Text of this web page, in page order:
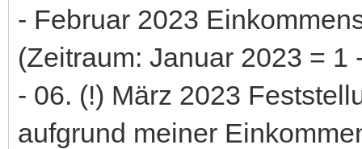
- Februar 2023
(Zeitraum: Januar 2023 =
- 06. (!) März 2023
aufgrund meiner